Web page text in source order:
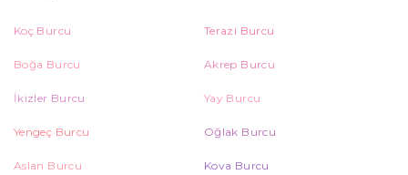
Koç Burcu Terazi Burcu
Boğa Burcu Akrep Burcu
İkizler Burcu Yay Burcu
Yengeç Burcu Oğlak Burcu
Aslan Burcu Kova Burcu